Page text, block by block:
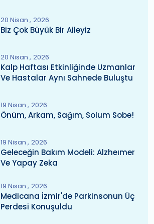
20 Nisan 2026
Biz Çok Büyük Bir Aileyiz
20 Nisan 2026
Kalp Haftası Etkinliğinde Uzmanlar
Ve Hastalar Aynı Sahnede Buluştu
19 Nisan 2026
Önüm, Arkam, Sağım, Solum Sobe!
19 Nisan 2026
Geleceğin Bakım Modeli: Alzheımer
Ve Yapay Zeka
19 Nisan 2026
Medicana İzmir'de Parkinsonun Üç
Perdesi Konuşuldu